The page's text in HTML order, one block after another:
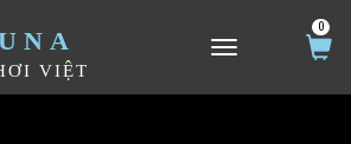
VIỆT
TOGGLE NAVIGATION
0